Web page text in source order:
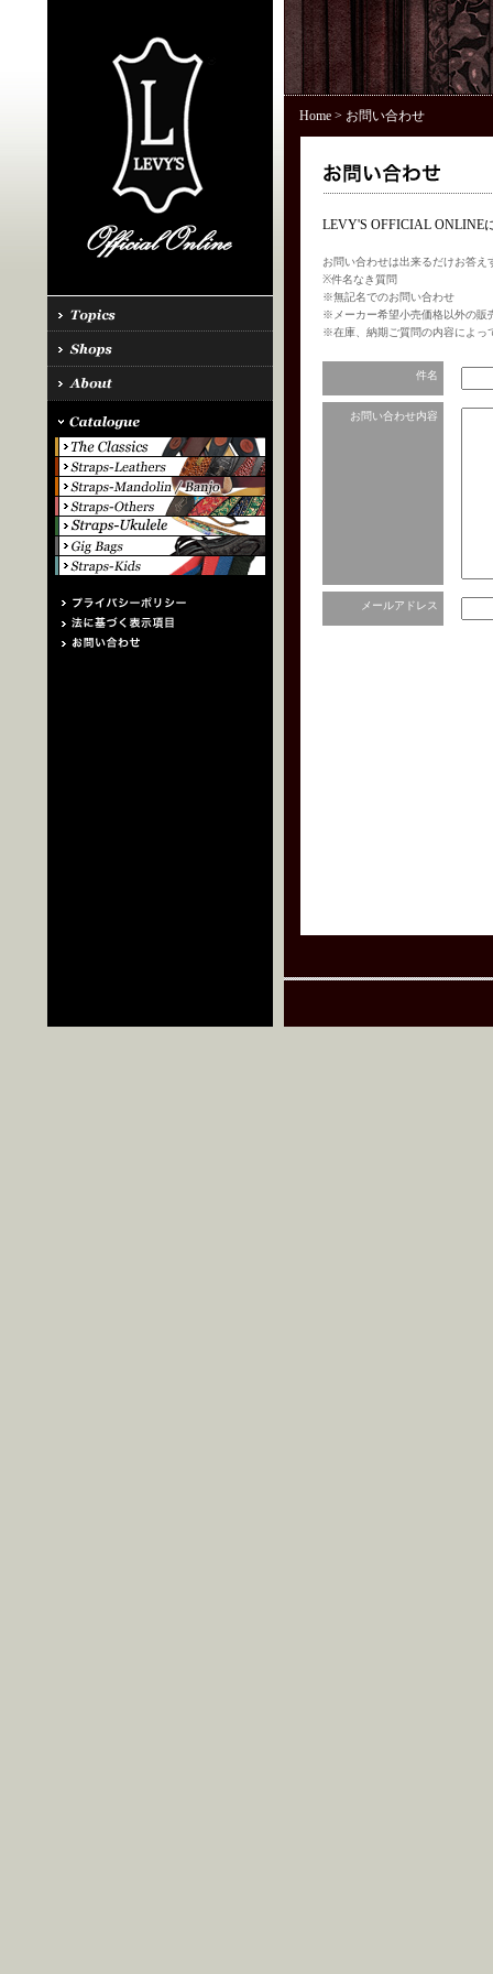
Home> お問い合わせ
LEVY'S OFFICIAL ONLINE
お問い合わせは出来るだけお答
※件名なき質問
※無記名でのお問い合わせ
※メーカー希望小売価格以外の販
※在庫、納期ご質問の内容によっ
件名
お問い合わせ内容
メールアドレス